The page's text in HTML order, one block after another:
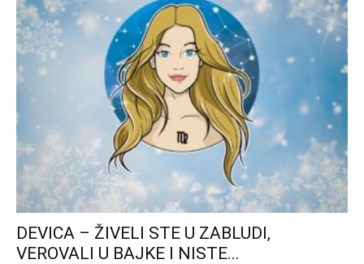
DEVICA – ŽIVELI STE U ZABLUDI,
VEROVALI U BAJKE I NISTE...